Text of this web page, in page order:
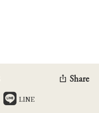
LINE
Share